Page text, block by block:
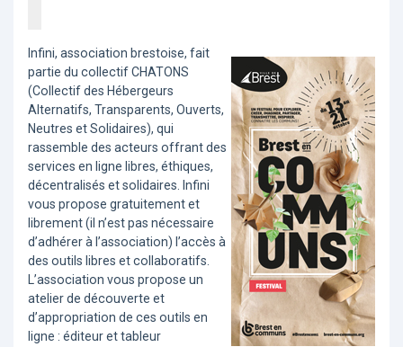
Infini, association brestoise, fait
partie du collectif CHATONS
(Collectif des Hébergeurs
Alternatifs, Transparents, Ouverts,
Neutres et Solidaires), qui
rassemble des acteurs offrant des
services en ligne libres, éthiques,
décentralisés et solidaires. Infini
vous propose gratuitement et
librement (il n’est pas nécessaire
d’adhérer à l’association) l’accès à
des outils libres et collaboratifs.
L’association vous propose un
atelier de découverte et
d’appropriation de ces outils en
ligne : éditeur et tableur